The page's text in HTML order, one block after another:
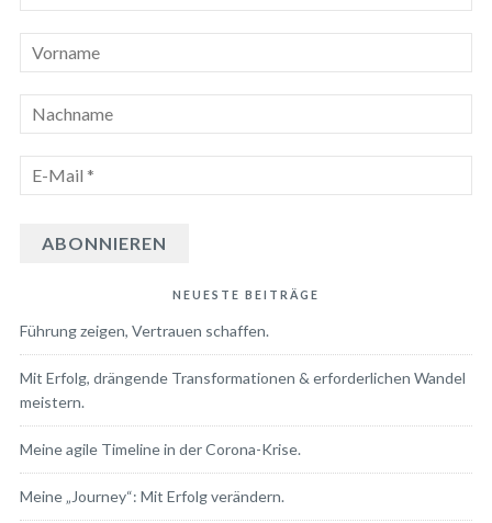
NEUESTE BEITRÄGE
Führung zeigen, Vertrauen schaffen.
Mit Erfolg, drängende Transformationen & erforderlichen Wandel
meistern.
Meine agile Timeline in der Corona-Krise.
Meine „Journey“: Mit Erfolg verändern.